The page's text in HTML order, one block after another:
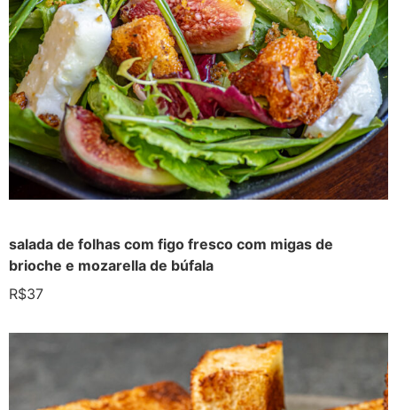
salada de folhas com figo fresco com migas de
brioche e mozarella de búfala
R$37